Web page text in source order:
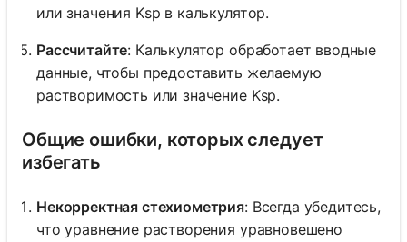
или значения Ksp в калькулятор.
Рассчитайте: Калькулятор обработает вводные
данные, чтобы предоставить желаемую
растворимость или значение Ksp.
Общие ошибки, которых следует
избегать
Некорректная стехиометрия: Всегда убедитесь,
что уравнение растворения уравновешено